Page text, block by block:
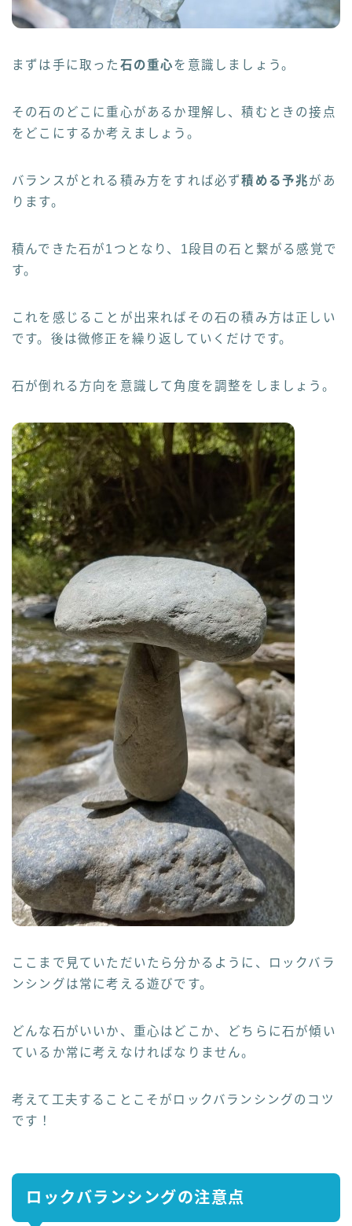
まずは手に取った 石の重心を意識しましょう。
その石のどこに重心があるか理解し、積むときの接点
をどこにするか考えましょう。
バランスがとれる積み方をすれば必ず積める予兆があ
ります。
積んできた石が1つとなり、1段目の石と繋がる感覚で
す。
これを感じることが出来ればその石の積み方は正しい
です。後は微修正を繰り返していくだけです。
石が倒れる方向を意識して角度を調整をしましょう。
ここまで見ていただいたら分かるように、ロックバラ
ンシングは常に考える遊びです。
どんな石がいいか、重心はどこか、どちらに石が傾い
ているか常に考えなければなりません。
考えて工夫することこそがロックバランシングのコツ
です！
ロックバランシングの注意点